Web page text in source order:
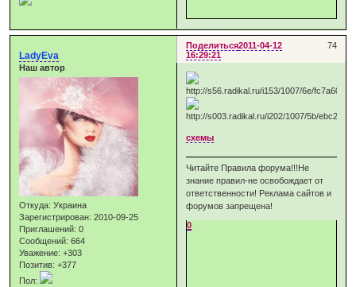
Поделиться 74
2011-04-12
16:29:21
LadyEva
Наш автор
Откуда: Украина
Зарегистрирован: 2010-09-25
Приглашений: 0
Сообщений: 664
Уважение: +303
Позитив: +377
Пол:
схемы
Читайте Правила форума!!!Не
знание правил-не освобождает от
ответственности! Реклама сайтов и
форумов запрещена!
0